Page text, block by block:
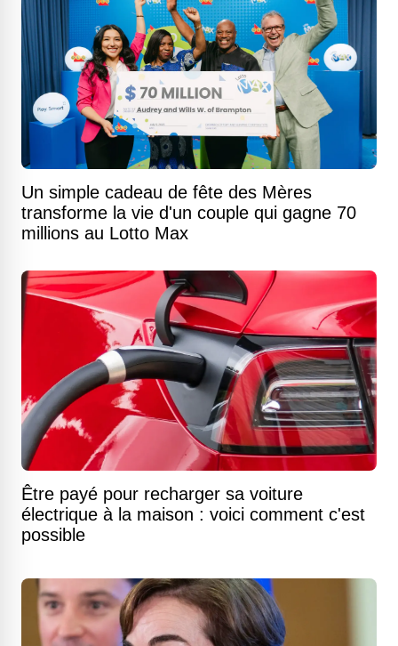
Un simple cadeau de fête des Mères
transforme la vie d'un couple qui gagne 70
millions au Lotto Max
Être payé pour recharger sa voiture
électrique à la maison : voici comment c'est
possible